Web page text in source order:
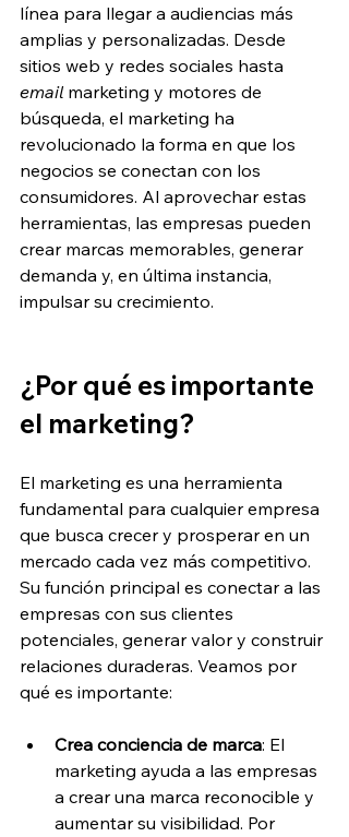
línea para llegar a audiencias más
amplias y personalizadas. Desde
sitios web y redes sociales hasta
email marketing y motores de
búsqueda, el marketing ha
revolucionado la forma en que los
negocios se conectan con los
consumidores. Al aprovechar estas
herramientas, las empresas pueden
crear marcas memorables, generar
demanda y, en última instancia,
impulsar su crecimiento.
¿Por qué es importante
el marketing?
El marketing es una herramienta
fundamental para cualquier empresa
que busca crecer y prosperar en un
mercado cada vez más competitivo.
Su función principal es conectar a las
empresas con sus clientes
potenciales, generar valor y construir
relaciones duraderas. Veamos por
qué es importante:
Crea conciencia de marca: El
marketing ayuda a las empresas
a crear una marca reconocible y
aumentar su visibilidad. Por